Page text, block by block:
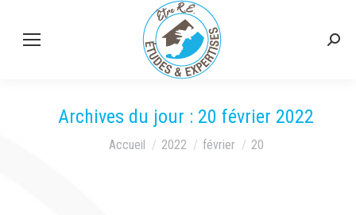
Archives du jour : 20 février 2022
Vous êtes ici :
Accueil 2022 février 20